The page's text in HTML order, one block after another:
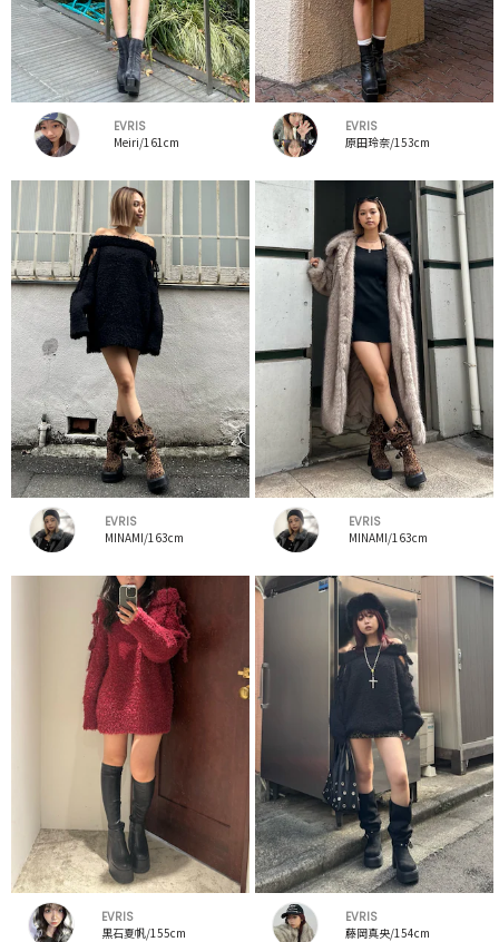
EVRIS
Meiri/161cm
EVRIS
原田玲奈/153cm
EVRIS
MINAMI/163cm
EVRIS
MINAMI/163cm
EVRIS
黒石夏帆/155cm
EVRIS
藤岡真央/154cm